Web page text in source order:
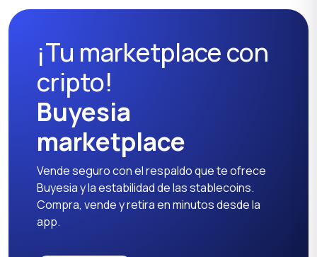
¡Tu marketplace con
cripto!
Buyesia
marketplace
Vende seguro con el respaldo que te ofrece
Buyesia y la estabilidad de las stablecoins.
Compra, vende y retira en minutos desde la
app.